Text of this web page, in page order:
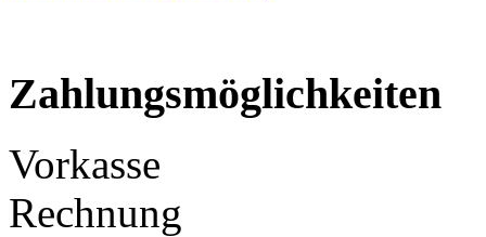
Zahlungsmöglichkeiten
Vorkasse
Rechnung